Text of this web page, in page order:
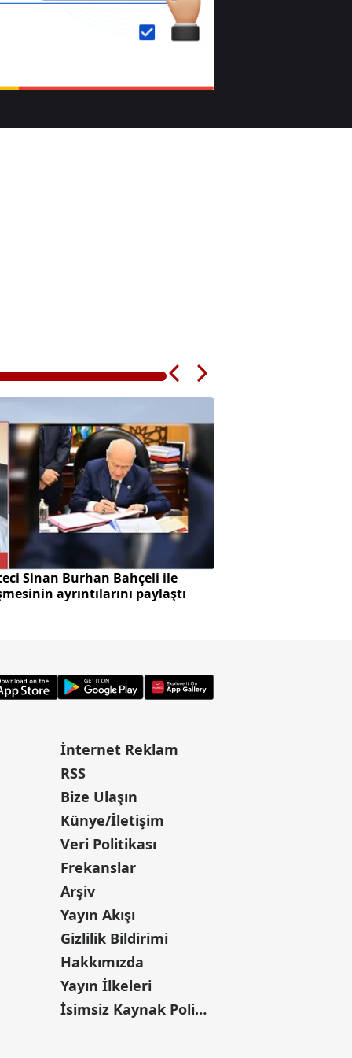
Sinan Burhan Bahçeli ile
ayrıntılarını paylaştı
İnternet Reklam
RSS
Bize Ulaşın
Künye/İletişim
Veri Politikası
Frekanslar
Arşiv
Yayın Akışı
Gizlilik Bildirimi
Hakkımızda
Yayın İlkeleri
İsimsiz Kaynak Politikası